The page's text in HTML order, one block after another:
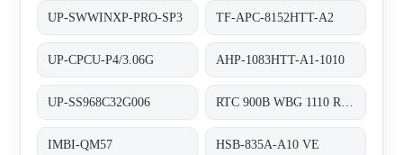
UP-SWWINXP-PRO-SP3 TF-APC-8152HTT-A2
UP-CPCU-P4/3.06G AHP-1083HTT-A1-1010
UP-SS968C32G006
IMBI-QM57 HSB-835A-A10 VE